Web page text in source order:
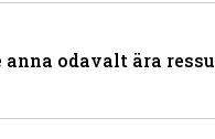
anna odavalt ära